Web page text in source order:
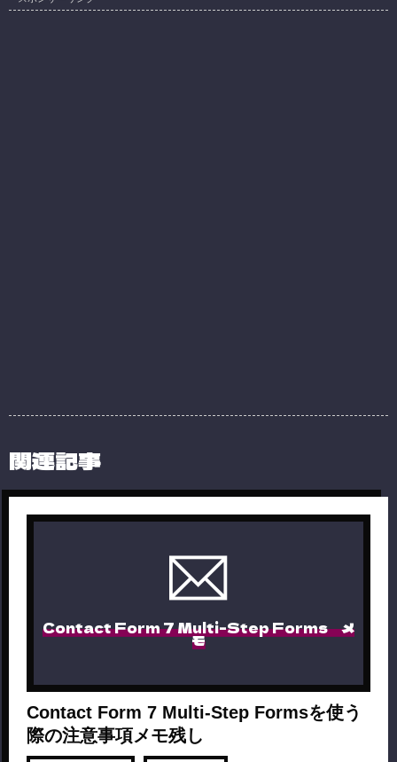
関連記事
Contact Form 7 Multi-Step Forms メ
モ
Contact Form 7 Multi-Step Formsを使う
際の注意事項メモ残し